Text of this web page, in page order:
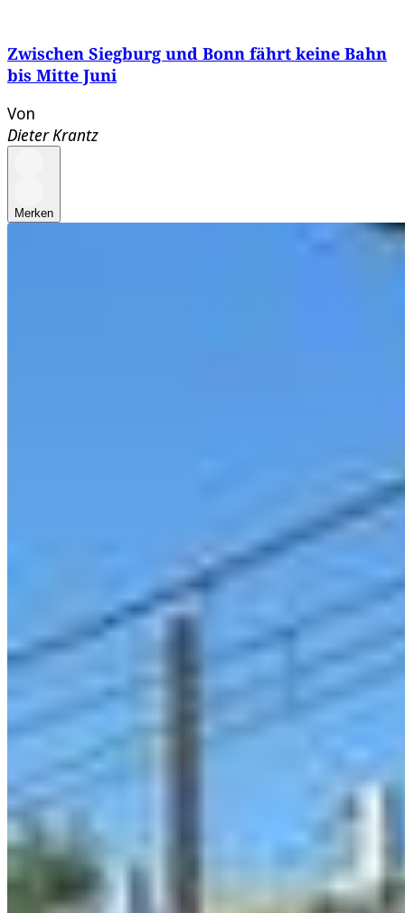
Zwischen Siegburg und Bonn fährt keine Bahn
bis Mitte Juni
Von
Dieter Krantz
Merken